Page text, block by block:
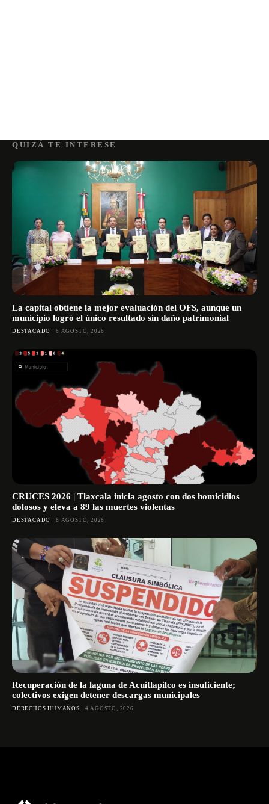
QUIZÁ TE INTERESE
La capital obtiene la mejor evaluación del OFS, aunque un
municipio logró el único resultado sin daño patrimonial
DESTACADO 6 AGOSTO, 2026
CRUCES 2026 | Tlaxcala inicia agosto con dos homicidios
dolosos y eleva a 89 las muertes violentas
DESTACADO 6 AGOSTO, 2026
Recuperación de la laguna de Acuitlapilco es insuficiente;
colectivos exigen detener descargas municipales
DERECHOS HUMANOS 4 AGOSTO, 2026